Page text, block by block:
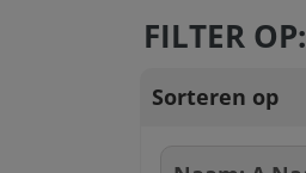
FILTER OP:
Sorteren op